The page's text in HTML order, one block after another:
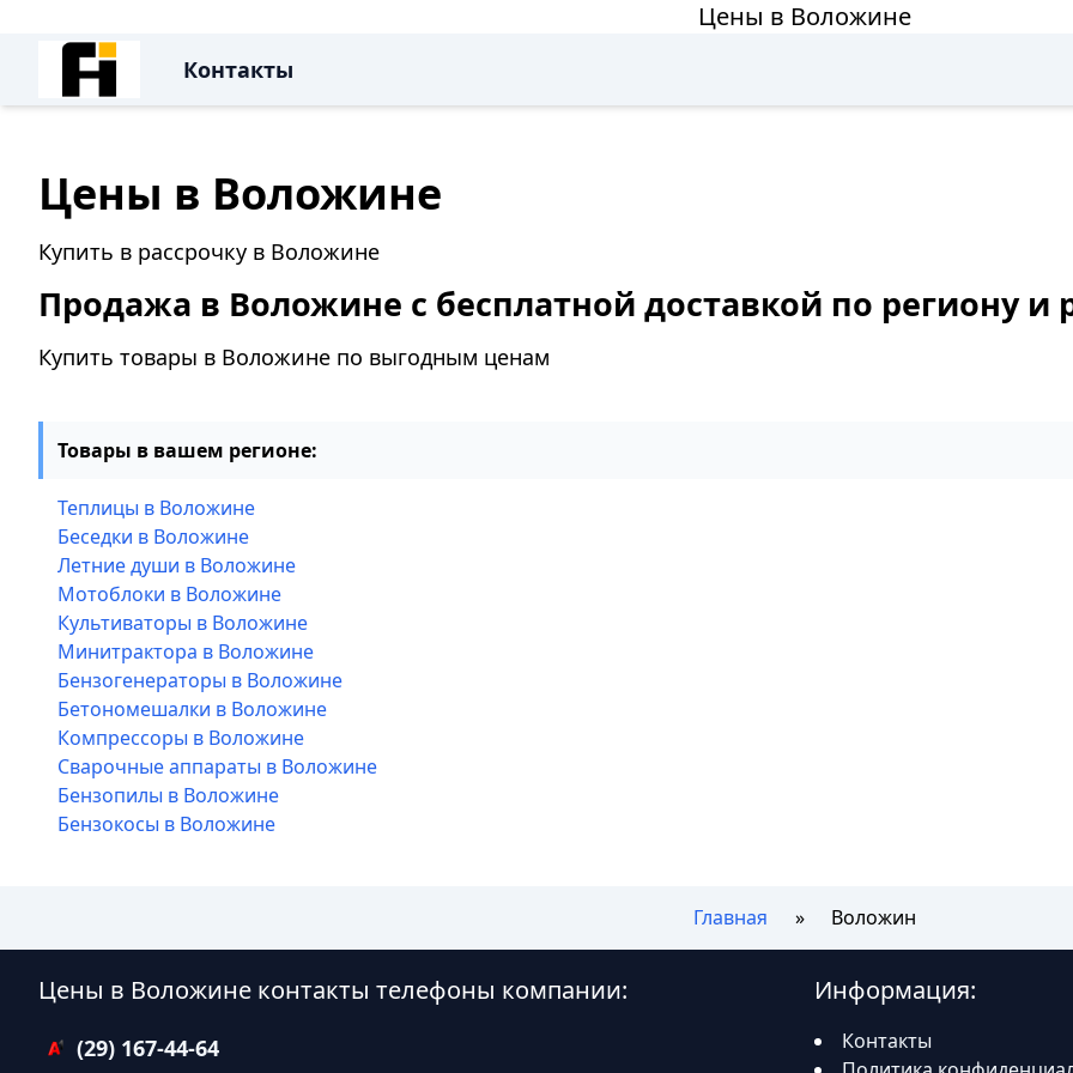
Цены в Воложине
Контакты
Цены в Воложине
Купить в рассрочку в Воложине
Продажа в Воложине с бесплатной доставкой по региону и
Купить товары в Воложине по выгодным ценам
Товары в вашем регионе:
Теплицы в Воложине
Беседки в Воложине
Летние души в Воложине
Мотоблоки в Воложине
Культиваторы в Воложине
Минитрактора в Воложине
Бензогенераторы в Воложине
Бетономешалки в Воложине
Компрессоры в Воложине
Сварочные аппараты в Воложине
Бензопилы в Воложине
Бензокосы в Воложине
Главная Воложин
Цены в Воложине контакты телефоны компании:
(29) 167-44-64
Информация:
Контакты